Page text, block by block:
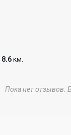
8.6км.
Пока нет отзывов.